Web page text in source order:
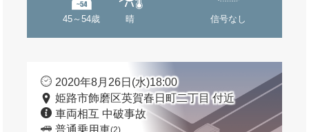
45～54歳 晴 信号なし
2020年8月26日(水)18:00
姫路市飾磨区英賀春日町二丁目 付近
車両相互 中破事故
普通乗用車(2)